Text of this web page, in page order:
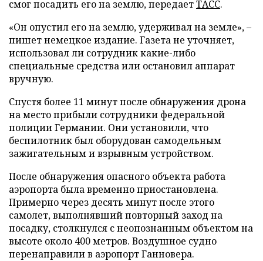
смог посадить его на землю, передаетТАСС.
«Он опустил его на землю, удерживал на земле», –
пишет немецкое издание. Газета не уточняет,
использовал ли сотрудник какие-либо
специальные средства или остановил аппарат
вручную.
Спустя более 11 минут после обнаружения дрона
на место прибыли сотрудники федеральной
полиции Германии. Они установили, что
беспилотник был оборудован самодельным
зажигательным и взрывным устройством.
После обнаружения опасного объекта работа
аэропорта была временно приостановлена.
Примерно через десять минут после этого
самолет, выполнявший повторный заход на
посадку, столкнулся с неопознанным объектом на
высоте около 400 метров. Воздушное судно
перенаправили в аэропорт Ганновера.